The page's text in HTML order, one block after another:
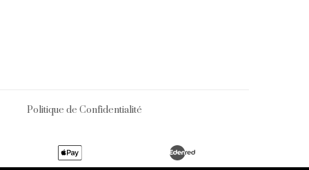
Politique de Confidentialité